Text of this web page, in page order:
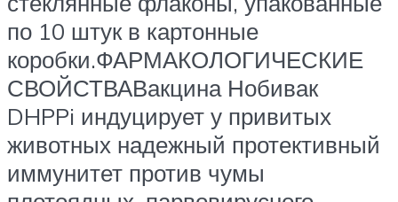
по 10 штук в картонные
коробки.ФАРМАКОЛОГИЧЕСКИЕ
СВОЙСТВАВакцина Нобивак
DHPPi индуцирует у привитых
животных надежный протективный
иммунитет против чумы